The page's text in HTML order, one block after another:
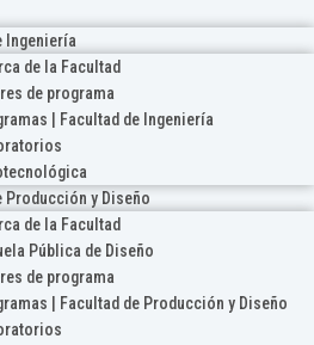
Ingeniería
de la Facultad
de programa
| Facultad de Ingeniería
Producción y Diseño
de la Facultad
Pública de Diseño
de programa
| Facultad de Producción y Diseño